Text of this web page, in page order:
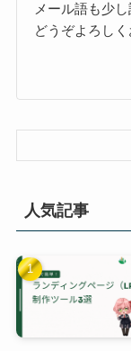
メール語も少
どうぞよろしく
人気記事